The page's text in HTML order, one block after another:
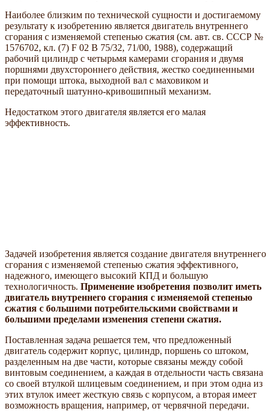
Наиболее близким по технической сущности и достигаемому
результату к изобретению является двигатель внутреннего
сгорания с изменяемой степенью сжатия (см. авт. св. СССР №
1576702, кл. (7) F 02 B 75/32, 71/00, 1988), содержащий
рабочий цилиндр с четырьмя камерами сгорания и двумя
поршнями двухстороннего действия, жестко соединенными
при помощи штока, выходной вал с маховиком и
передаточный шатунно-кривошипный механизм.
Недостатком этого двигателя является его малая
эффективность.
Задачей изобретения является создание двигателя внутреннего
сгорания с изменяемой степенью сжатия эффективного,
надежного, имеющего высокий КПД и большую
технологичность. Применение изобретения позволит иметь
двигатель внутреннего сгорания с изменяемой степенью
сжатия с большими потребительскими свойствами и
большими пределами изменения степени сжатия.
Поставленная задача решается тем, что предложенный
двигатель содержит корпус, цилиндр, поршень со штоком,
разделенным на две части, которые связаны между собой
винтовым соединением, а каждая в отдельности часть связана
со своей втулкой шлицевым соединением, и при этом одна из
этих втулок имеет жесткую связь с корпусом, а вторая имеет
возможность вращения, например, от червячной передачи.